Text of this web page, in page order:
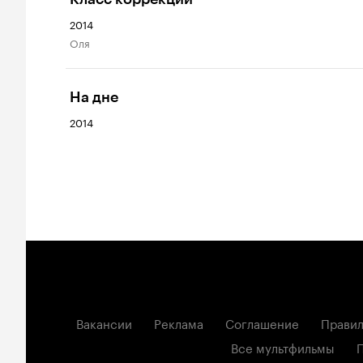
2014
Оля
На дне
2014
Вакансии Реклама Соглашение
Все мультфильмы